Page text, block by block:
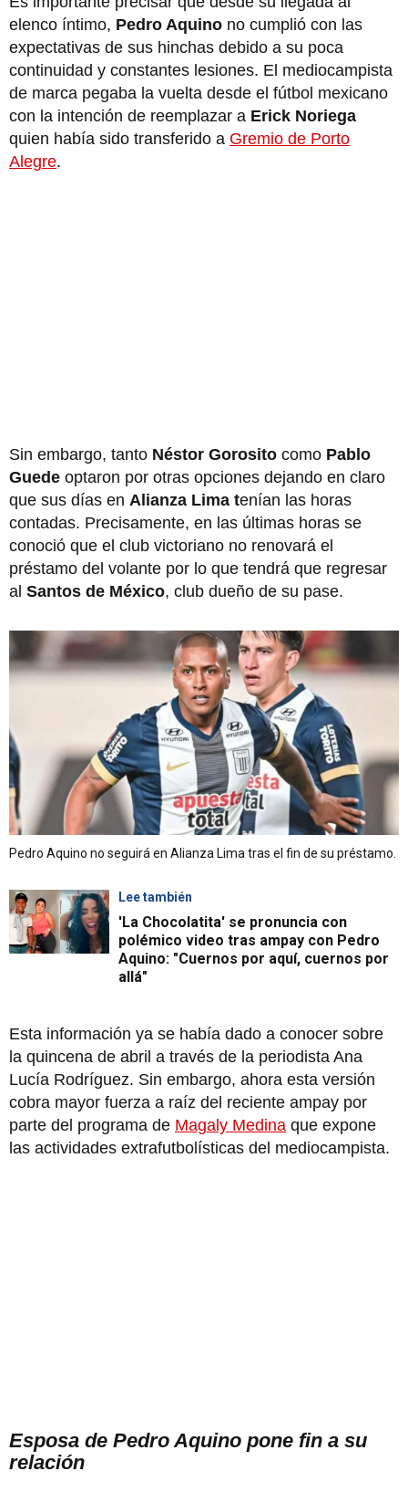
elenco íntimo, Pedro Aquino no cumplió con las
expectativas de sus hinchas debido a su poca
continuidad y constantes lesiones. El mediocampista
de marca pegaba la vuelta desde el fútbol mexicano
con la intención de reemplazar a Erick Noriega
quien había sido transferido a Gremio de Porto
Alegre.
Sin embargo, tanto Néstor Gorosito como Pablo
Guede optaron por otras opciones dejando en claro
que sus días en Alianza Lima tenían las horas
contadas. Precisamente, en las últimas horas se
conoció que el club victoriano no renovará el
préstamo del volante por lo que tendrá que regresar
al Santos de México, club dueño de su pase.
Pedro Aquino no seguirá en Alianza Lima tras el fin de su préstamo.
Lee también
'La Chocolatita' se pronuncia con
polémico video tras ampay con Pedro
Aquino: "Cuernos por aquí, cuernos por
allá"
Esta información ya se había dado a conocer sobre
la quincena de abril a través de la periodista Ana
Lucía Rodríguez. Sin embargo, ahora esta versión
cobra mayor fuerza a raíz del reciente ampay por
parte del programa de Magaly Medina que expone
las actividades extrafutbolísticas del mediocampista.
Esposa de Pedro Aquino pone fin a su
relación